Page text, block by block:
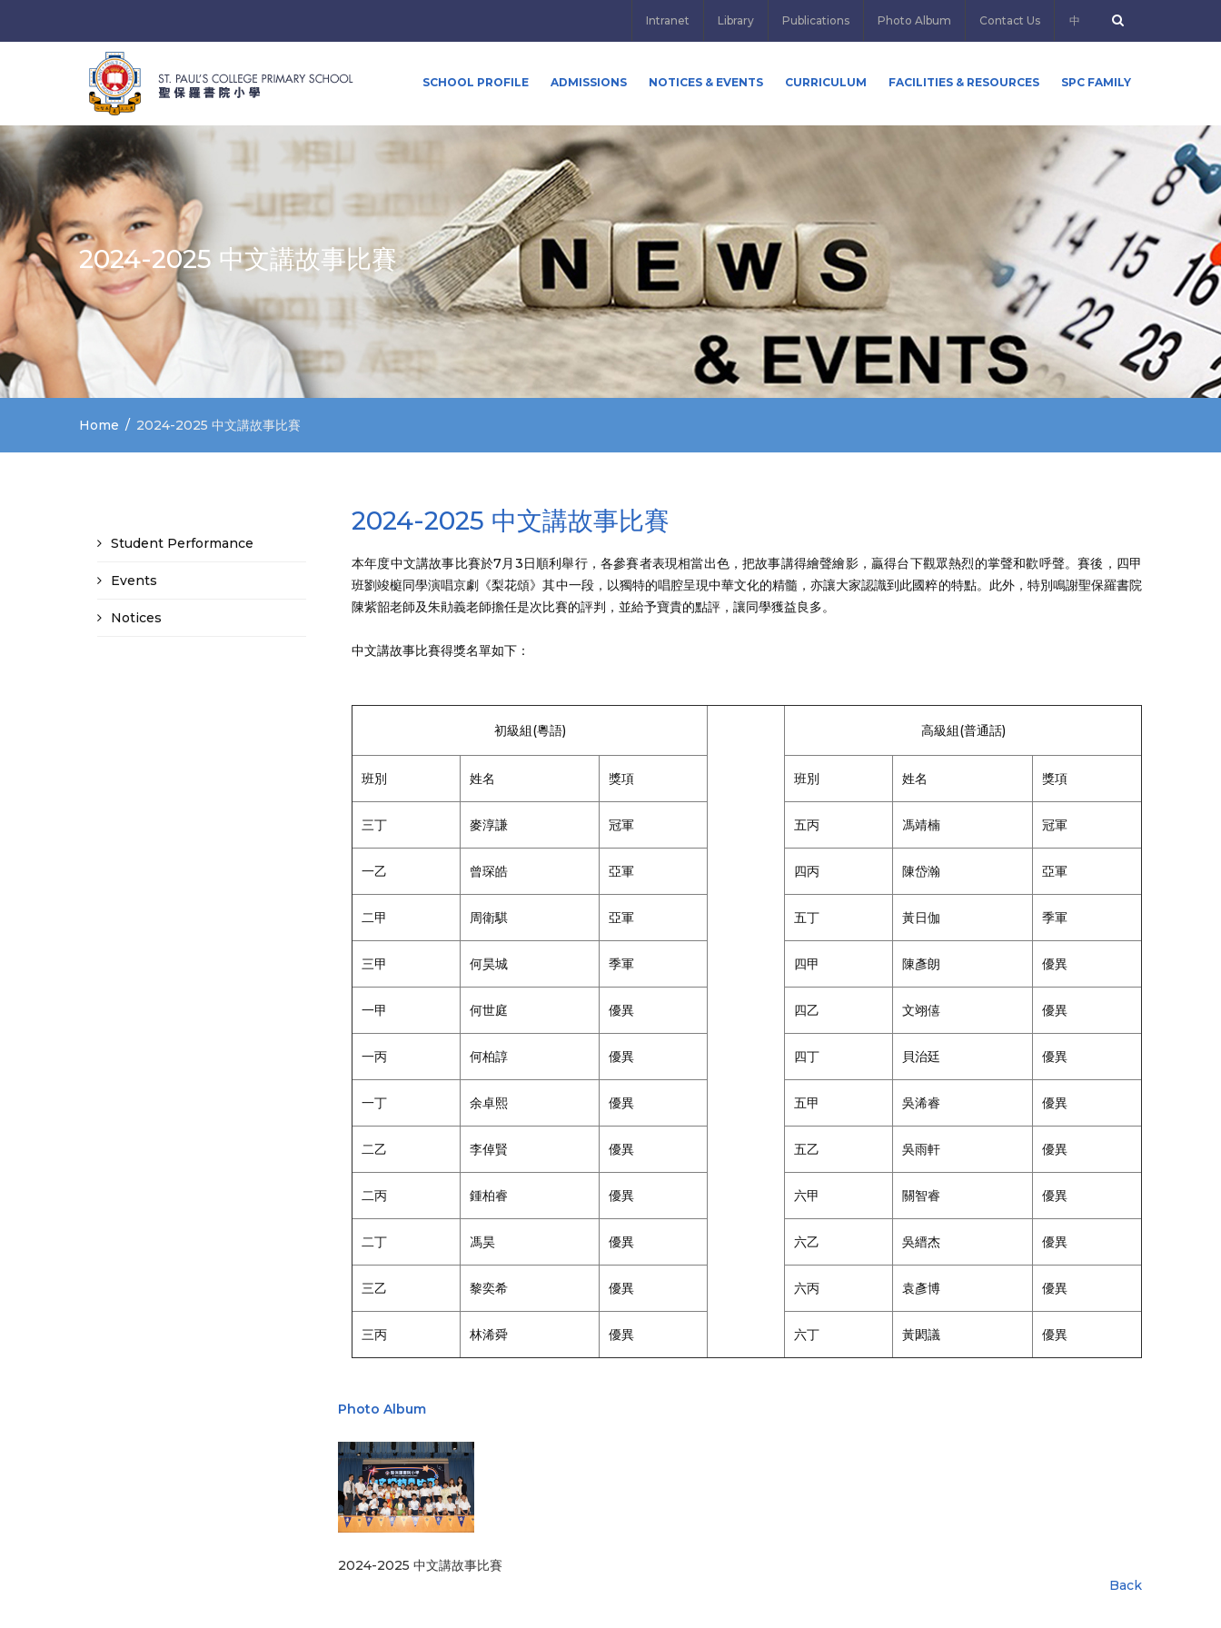
Intranet Library Publications Photo Album Contact Us 中
SCHOOL PROFILE ADMISSIONS NOTICES & EVENTS CURRICULUM FACILITIES & RESOURCES SPC FAMILY
2024-2025 中文講故事比賽
Home 2024-2025 中文講故事比賽
Student Performance
Events
Notices
2024-2025 中文講故事比賽
本年度中文講故事比賽於7月3日順利舉行，各參賽者表現相當出色，把故事講得繪聲繪影，贏得台下觀眾熱烈的掌聲和歡呼聲。賽後，四甲
班劉竣榳同學演唱京劇《梨花頌》其中一段，以獨特的唱腔呈現中華文化的精髓，亦讓大家認識到此國粹的特點。此外，特別鳴謝聖保羅書院
陳紫韶老師及朱勛義老師擔任是次比賽的評判，並給予寶貴的點評，讓同學獲益良多。
中文講故事比賽得獎名單如下：
初級組(粵語) 高級組(普通話)
班別 姓名 獎項 班別 姓名 獎項
三丁 麥淳謙 冠軍 五丙 馮靖楠 冠軍
一乙 曾琛皓 亞軍 四丙 陳岱瀚 亞軍
二甲 周衛騏 亞軍 五丁 黃日伽 季軍
三甲 何昊城 季軍 四甲 陳彥朗 優異
一甲 何世庭 優異 四乙 文翊僖 優異
一丙 何柏諄 優異 四丁 貝治廷 優異
一丁 余卓熙 優異 五甲 吳浠睿 優異
二乙 李倬賢 優異 五乙 吳雨軒 優異
二丙 鍾柏睿 優異 六甲 關智睿 優異
二丁 馮昊 優異 六乙 吳縉杰 優異
三乙 黎奕希 優異 六丙 袁彥博 優異
三丙 林浠舜 優異 六丁 黃閎議 優異
Photo Album
2024-2025 中文講故事比賽
Back